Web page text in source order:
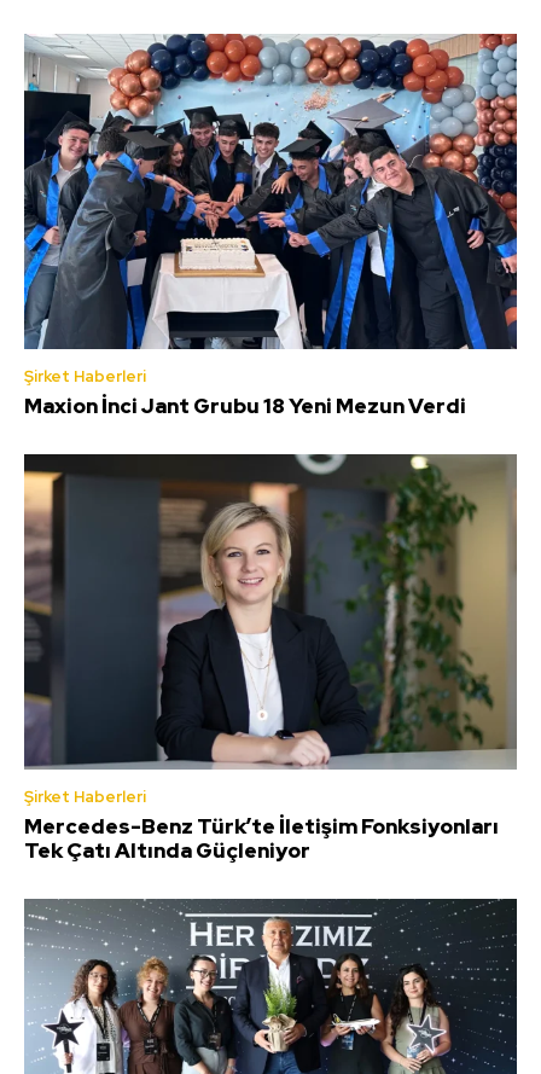
Şirket Haberleri
Maxion İnci Jant Grubu 18 Yeni Mezun Verdi
Şirket Haberleri
Mercedes-Benz Türk’te İletişim Fonksiyonları
Tek Çatı Altında Güçleniyor